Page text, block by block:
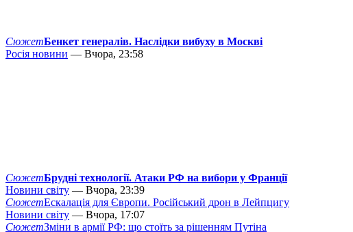
СюжетБенкет генералів. Наслідки вибуху в Москві
Росія новини — Вчора, 23:58
СюжетБрудні технології. Атаки РФ на вибори у Франції
Новини світу — Вчора, 23:39
СюжетЕскалація для Європи. Російський дрон в Лейпцигу
Новини світу — Вчора, 17:07
СюжетЗміни в армії РФ: що стоїть за рішенням Путіна